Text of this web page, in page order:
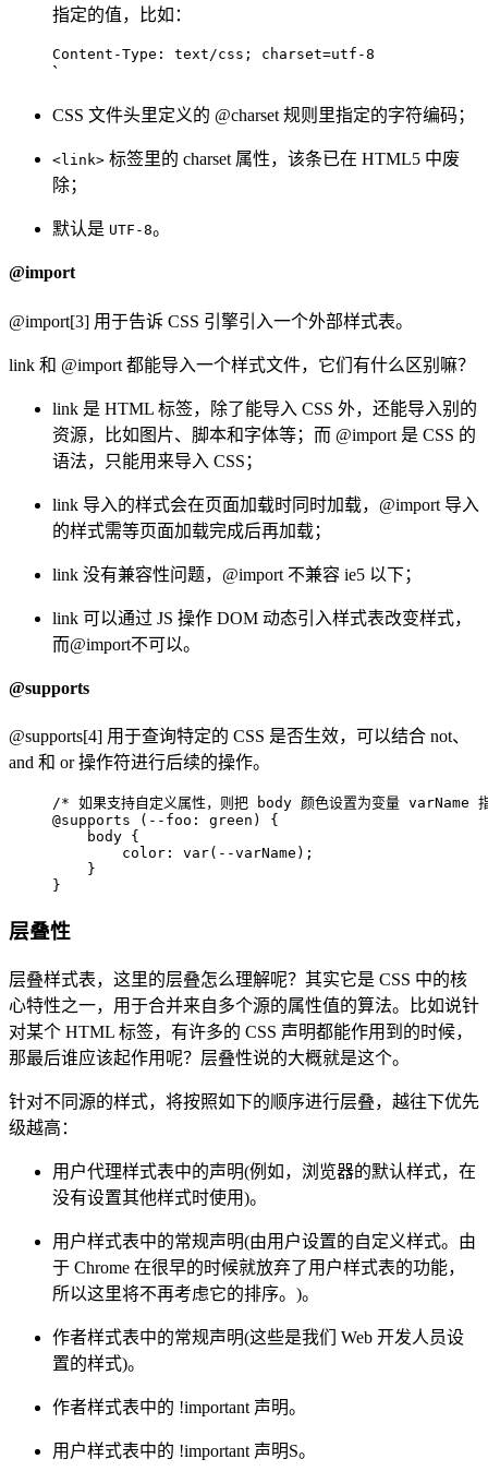
指定的值，比如：
Content-Type: text/css; charset=utf-8
`
CSS 文件头里定义的 @charset 规则里指定的字符编码；
<link> 标签里的 charset 属性，该条已在 HTML5 中废
除；
默认是 UTF-8。
@import
@import[3] 用于告诉 CSS 引擎引入一个外部样式表。
link 和 @import 都能导入一个样式文件，它们有什么区别嘛？
link 是 HTML 标签，除了能导入 CSS 外，还能导入别的
资源，比如图片、脚本和字体等；而 @import 是 CSS 的
语法，只能用来导入 CSS；
link 导入的样式会在页面加载时同时加载，@import 导入
的样式需等页面加载完成后再加载；
link 没有兼容性问题，@import 不兼容 ie5 以下；
link 可以通过 JS 操作 DOM 动态引入样式表改变样式，
而@import不可以。
@supports
@supports[4] 用于查询特定的 CSS 是否生效，可以结合 not、
and 和 or 操作符进行后续的操作。
/* 如果支持自定义属性，则把 body 颜色设置为变量
@supports (--foo: green) {
    body {
        color: var(--varName);
    }
}
层叠性
层叠样式表，这里的层叠怎么理解呢？其实它是 CSS 中的核
心特性之一，用于合并来自多个源的属性值的算法。比如说针
对某个 HTML 标签，有许多的 CSS 声明都能作用到的时候，
那最后谁应该起作用呢？层叠性说的大概就是这个。
针对不同源的样式，将按照如下的顺序进行层叠，越往下优先
级越高：
用户代理样式表中的声明(例如，浏览器的默认样式，在
没有设置其他样式时使用)。
用户样式表中的常规声明(由用户设置的自定义样式。由
于 Chrome 在很早的时候就放弃了用户样式表的功能，
所以这里将不再考虑它的排序。)。
作者样式表中的常规声明(这些是我们 Web 开发人员设
置的样式)。
作者样式表中的 !important 声明。
用户样式表中的 !important 声明S。